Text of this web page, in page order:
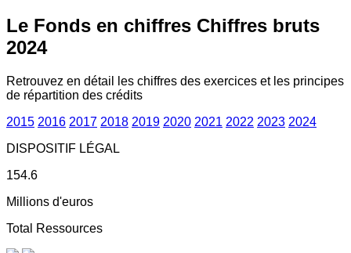
Le Fonds en chiffres Chiffres bruts
2024
Retrouvez en détail les chiffres des exercices et les principes
de répartition des crédits
2015 2016 2017 2018 2019 2020 2021 2022 2023 2024
DISPOSITIF LÉGAL
154.6
Millions d'euros
Total Ressources